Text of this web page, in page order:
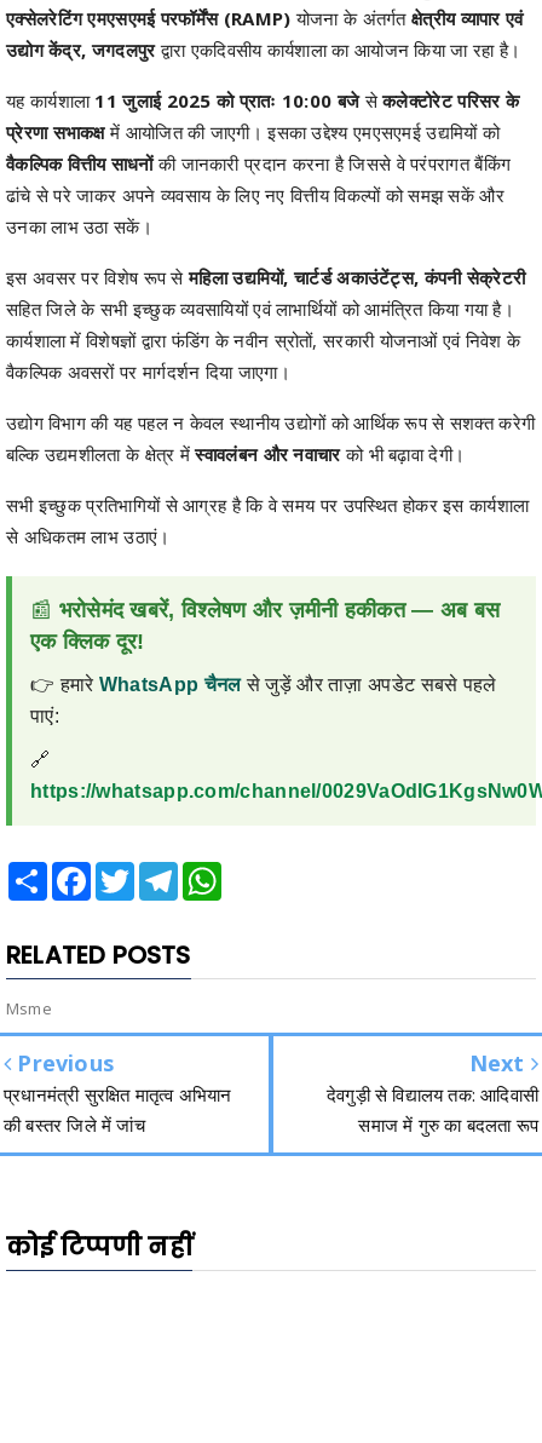
एक्सेलरेटिंग एमएसएमई परफॉर्मेंस (RAMP) योजना के अंतर्गतक्षेत्रीय व्यापार एवं
उद्योग केंद्र, जगदलपुरद्वारा एकदिवसीय कार्यशाला का आयोजन किया जा रहा है।
यह कार्यशाला 11 जुलाई 2025 को प्रातः 10:00 बजेसेकलेक्टोरेट परिसर के
प्रेरणा सभाकक्षमें आयोजित की जाएगी। इसका उद्देश्य एमएसएमई उद्यमियों को
वैकल्पिक वित्तीय साधनोंकी जानकारी प्रदान करना है जिससे वे परंपरागत बैंकिंग
ढांचे से परे जाकर अपने व्यवसाय के लिए नए वित्तीय विकल्पों को समझ सकें और
उनका लाभ उठा सकें।
इस अवसर पर विशेष रूप सेमहिला उद्यमियों, चार्टर्ड अकाउंटेंट्स, कंपनी सेक्रेटरी
सहित जिले के सभी इच्छुक व्यवसायियों एवं लाभार्थियों को आमंत्रित किया गया है।
कार्यशाला में विशेषज्ञों द्वारा फंडिंग के नवीन स्रोतों, सरकारी योजनाओं एवं निवेश के
वैकल्पिक अवसरों पर मार्गदर्शन दिया जाएगा।
उद्योग विभाग की यह पहल न केवल स्थानीय उद्योगों को आर्थिक रूप से सशक्त करेगी
बल्कि उद्यमशीलता के क्षेत्र मेंस्वावलंबन और नवाचारको भी बढ़ावा देगी।
सभी इच्छुक प्रतिभागियों से आग्रह है कि वे समय पर उपस्थित होकर इस कार्यशाला
से अधिकतम लाभ उठाएं।
📰 भरोसेमंद खबरें, विश्लेषण और ज़मीनी हकीकत — अब बस
एक क्लिक दूर!
👉 हमारे WhatsApp चैनलसे जुड़ें और ताज़ा अपडेट सबसे पहले
पाएं:
🔗
https://whatsapp.com/channel/
Share Facebook
TwitterTelegram
RELATED POSTS
Msme
Previous
प्रधानमंत्री सुरक्षित मातृत्व अभियान
की बस्तर जिले में जांच
Next
देवगुड़ी से विद्यालय तक: आदिवासी
समाज में गुरु का बदलता रूप
कोई टिप्पणी नहीं